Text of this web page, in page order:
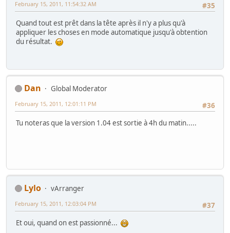
#35
February 15, 2011, 11:54:32 AM
Quand tout est prêt dans la tête après il n'y a plus qu'à
appliquer les choses en mode automatique jusqu'à obtention
du résultat.
Dan
Global Moderator
#36
February 15, 2011, 12:01:11 PM
Tu noteras que la version 1.04 est sortie à 4h du matin.....
Lylo
vArranger
#37
February 15, 2011, 12:03:04 PM
Et oui, quand on est passionné...